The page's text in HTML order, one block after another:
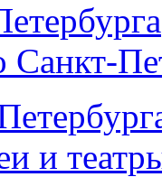
Санкт-
и